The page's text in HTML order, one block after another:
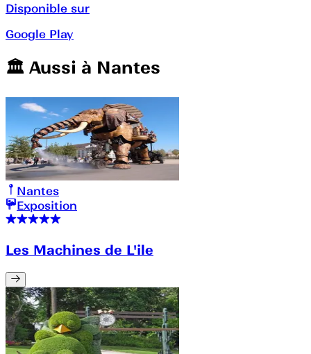
Disponible sur
Google Play
🏛️️ Aussi à Nantes
Nantes
Exposition
Les Machines de L'ile